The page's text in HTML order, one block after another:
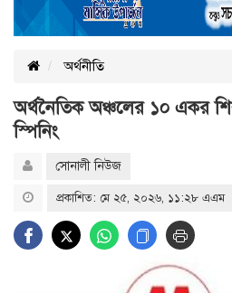
অর্থনীতি
অর্থনৈতিক অঞ্চলের ১০ একর
স্পিনিং
সোনালী নিউজ
প্রকাশিত: মে ২৫, ২০২৬, ১১:২৮ এএম